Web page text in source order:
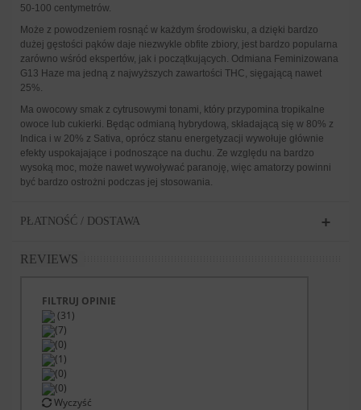
50-100 centymetrów.
Może z powodzeniem rosnąć w każdym środowisku, a dzięki bardzo
dużej gęstości pąków daje niezwykle obfite zbiory, jest bardzo popularna
zarówno wśród ekspertów, jak i początkujących. Odmiana Feminizowana
G13 Haze ma jedną z najwyższych zawartości THC, sięgającą nawet
25%.
Ma owocowy smak z cytrusowymi tonami, który przypomina tropikalne
owoce lub cukierki. Będąc odmianą hybrydową, składającą się w 80% z
Indica i w 20% z Sativa, oprócz stanu energetyzacji wywołuje głównie
efekty uspokajające i podnoszące na duchu. Ze względu na bardzo
wysoką moc, może nawet wywoływać paranoję, więc amatorzy powinni
być bardzo ostrożni podczas jej stosowania.
PŁATNOŚĆ / DOSTAWA
REVIEWS
FILTRUJ OPINIE
(31)
(7)
(0)
(1)
(0)
(0)
Wyczyść